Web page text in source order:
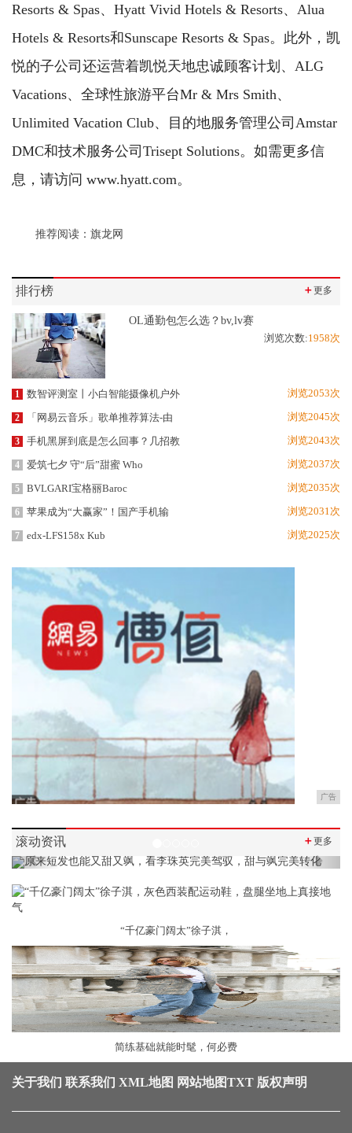
Resorts & Spas、Hyatt Vivid Hotels & Resorts、Alua
Hotels & Resorts和Sunscape Resorts & Spas。此外，凯
悦的子公司还运营着凯悦天地忠诚顾客计划、ALG
Vacations、全球性旅游平台Mr & Mrs Smith、
Unlimited Vacation Club、目的地服务管理公司Amstar
DMC和技术服务公司Trisept Solutions。如需更多信
息，请访问 www.hyatt.com。
推荐阅读： 旗龙网
排行榜 ＋更多
OL通勤包怎么选？bv,lv赛
浏览次数:1958次
1 数智评测室丨小白智能摄像机户外 浏览2053次
2 「网易云音乐」歌单推荐算法-由 浏览2045次
3 手机黑屏到底是怎么回事？几招教 浏览2043次
4 爱筑七夕 守“后”甜蜜 Who 浏览2037次
5 BVLGARI宝格丽Baroc 浏览2035次
6 苹果成为“大赢家”！国产手机输 浏览2031次
7 edx-LFS158x Kub 浏览2025次
广告
滚动资讯 ＋更多
Previous Next
“千亿豪门阔太”徐子淇，
简练基础就能时髦，何必费
关于我们 联系我们 XML地图 网站地图TXT 版权声明